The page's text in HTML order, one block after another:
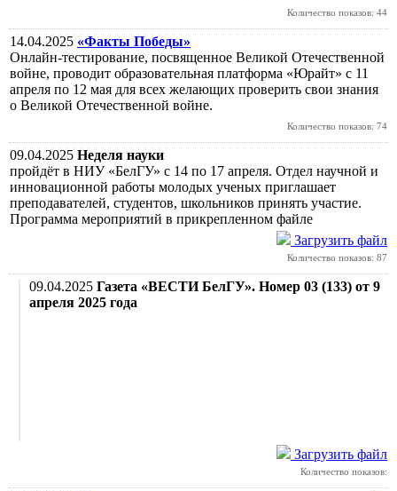
Количество показов: 44
14.04.2025 «Факты Победы»
Онлайн-тестирование, посвященное Великой Отечественной
войне, проводит образовательная платформа «Юрайт» с 11
апреля по 12 мая для всех желающих проверить свои знания
о Великой Отечественной войне.
Количество показов: 74
09.04.2025 Неделя науки
пройдёт в НИУ «БелГУ» с 14 по 17 апреля. Отдел научной и
инновационной работы молодых ученых приглашает
преподавателей, студентов, школьников принять участие.
Программа мероприятий в прикрепленном файле
Загрузить файл
Количество показов: 87
09.04.2025 Газета «ВЕСТИ БелГУ». Номер 03 (133) от 9
апреля 2025 года
Загрузить файл
Количество показов: